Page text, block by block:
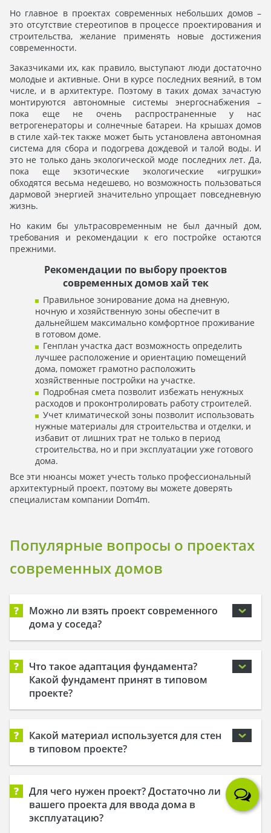
Но главное в проектах современных небольших домов –
это отсутствие стереотипов в процессе проектирования и
строительства, желание применять новые достижения
современности.
Заказчиками их, как правило, выступают люди достаточно
молодые и активные. Они в курсе последних веяний, в том
числе, и в архитектуре. Поэтому в таких домах зачастую
монтируются автономные системы энергоснабжения –
пока еще не очень распространенные у нас
ветрогенераторы и солнечные батареи. На крышах домов
в стиле хай-тек также может быть установлена автономная
система для сбора и подогрева дождевой и талой воды. И
это не только дань экологической моде последних лет. Да,
пока еще экзотические экологические «игрушки»
обходятся весьма недешево, но возможность пользоваться
дармовой энергией значительно упрощает повседневную
жизнь.
Но каким бы ультрасовременным не был дачный дом,
требования и рекомендации к его постройке остаются
прежними.
Рекомендации по выбору проектов
современных домов хай тек
Правильное зонирование дома на дневную,
ночную и хозяйственную зоны обеспечит в
дальнейшем максимально комфортное проживание
в готовом доме.
Генплан участка даст возможность определить
лучшее расположение и ориентацию помещений
дома, поможет грамотно расположить
хозяйственные постройки на участке.
Подробная смета позволит избежать ненужных
расходов и проконтролировать работу строителей.
Учет климатической зоны позволит использовать
нужные материалы для строительства и отделки, и
избавит от лишних трат не только в период
строительства, но и при эксплуатации уже готового
дома.
Все эти нюансы может учесть только профессиональный
архитектурный проект, поэтому вы можете доверять
специалистам компании Dom4m.
Популярные вопросы о проектах
современных домов
?
Можно ли взять проект современного
дома у соседа?
?
Что такое адаптация фундамента?
Какой фундамент принят в типовом
проекте?
?
Какой материал используется для стен
в типовом проекте?
?
Для чего нужен проект? Достаточно ли
вашего проекта для ввода дома в
эксплуатацию?